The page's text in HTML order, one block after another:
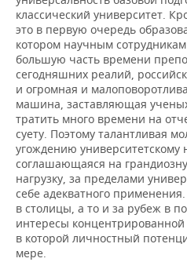
классический университет.
это в первую очередь
котором научным
большую часть времени
сегодняшних реалий,
и огромная и
машина, заставляющая
тратить много времени на
суету. Поэтому талантливая
угождению университетскому
соглашающаяся на
нагрузку, за пределами
себе адекватного
в столицы, а то и за рубеж в
интересы
в которой личностный
мере.